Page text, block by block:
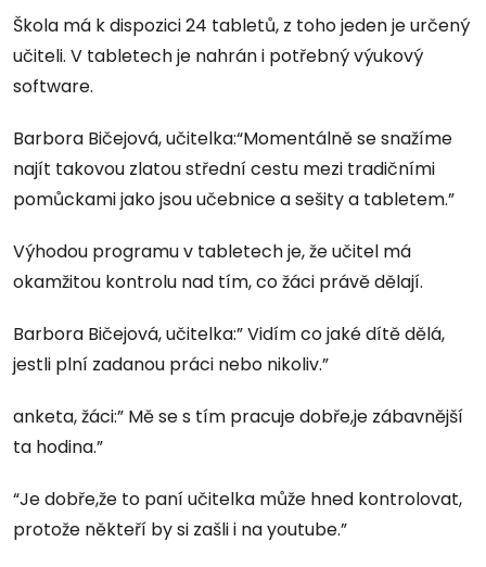
Škola má k dispozici 24 tabletů, z toho jeden je určený
učiteli. V tabletech je nahrán i potřebný výukový
software.
Barbora Bičejová, učitelka:“Momentálně se snažíme
najít takovou zlatou střední cestu mezi tradičními
pomůckami jako jsou učebnice a sešity a tabletem.”
Výhodou programu v tabletech je, že učitel má
okamžitou kontrolu nad tím, co žáci právě dělají.
Barbora Bičejová, učitelka:” Vidím co jaké dítě dělá,
jestli plní zadanou práci nebo nikoliv.”
anketa, žáci:” Mě se s tím pracuje dobře,je zábavnější
ta hodina.”
“Je dobře,že to paní učitelka může hned kontrolovat,
protože někteří by si zašli i na youtube.”